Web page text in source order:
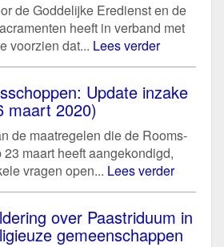
de Goddelijke Eredienst en de
heeft in verband met
voorzien dat... Lees verder
Update inzake
maart 2020)
de maatregelen die de Rooms-
maart heeft aangekondigd,
vragen open... Lees verder
over Paastriduum in
gemeenschappen